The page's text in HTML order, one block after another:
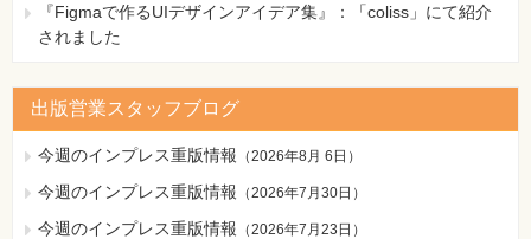
『Figmaで作るUIデザインアイデア集』：「coliss」にて紹介
されました
出版営業スタッフブログ
今週のインプレス重版情報 （2026年8月 6日 ）
今週のインプレス重版情報 （2026年7月30日 ）
今週のインプレス重版情報 （2026年7月23日 ）